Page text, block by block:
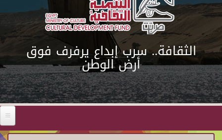
الثقافة.. سرب إبداع يرفرف فوق
أرض الوطن